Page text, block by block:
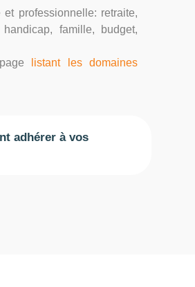
professionnelle: retraite,
famille, budget,
listant les domaines
adhérer à vos